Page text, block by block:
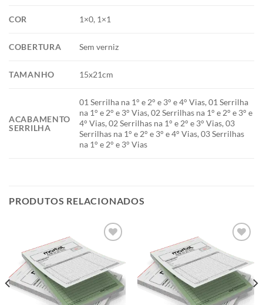
COR 1×0, 1×1
COBERTURA Sem verniz
TAMANHO 15x21cm
ACABAMENTO
SERRILHA
01 Serrilha na 1° e 2° e 3° e 4° Vias, 01 Serrilha
na 1° e 2° e 3° Vias, 02 Serrilhas na 1° e 2° e 3° e
4° Vias, 02 Serrilhas na 1° e 2° e 3° Vias, 03
Serrilhas na 1° e 2° e 3° e 4° Vias, 03 Serrilhas
na 1° e 2° e 3° Vias
PRODUTOS RELACIONADOS
Add to
wishlist
Add to
wishlist